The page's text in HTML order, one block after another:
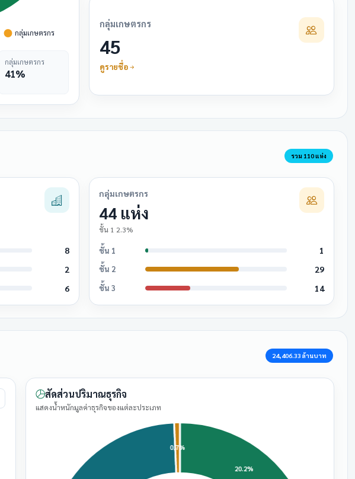
กลุ่มเกษตรกร
41%
กลุ่มเกษตรกร
45
ดูรายชื่อ
รวม 110 แห่ง
8
2
6
กลุ่มเกษตรกร
44 แห่ง
ชั้น 1 2.3%
ชั้น 1 1
ชั้น 2 29
ชั้น 3 14
24,406.33 ล้านบาท
สัดส่วนปริมาณธุรกิจ
แสดงน้ำหนักมูลค่าธุรกิจของแต่ละประเภท